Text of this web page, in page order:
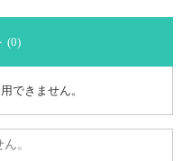
(0)
できません。
。